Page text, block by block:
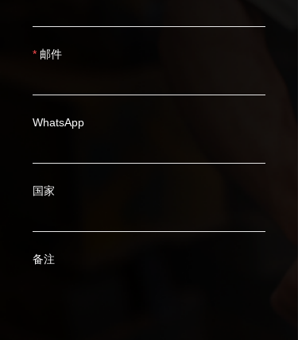
邮件
WhatsApp
国家
备注